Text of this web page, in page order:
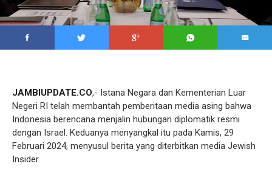
JAMBIUPDATE.CO,- Istana Negara dan Kementerian Luar
Negeri RI telah membantah pemberitaan media asing bahwa
Indonesia berencana menjalin hubungan diplomatik resmi
dengan Israel. Keduanya menyangkal itu pada Kamis, 29
Februari 2024, menyusul berita yang diterbitkan media Jewish
Insider.